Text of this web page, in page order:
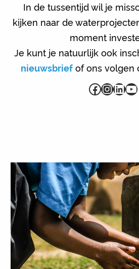
In de tussentijd wil je
kijken naar de
moment
Je kunt je natuurlijk ook
nieuwsbriefof ons volgen
Facebook